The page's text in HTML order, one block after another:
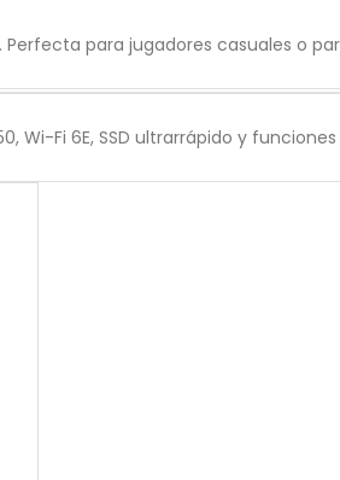
para jugadores casuales o
Wi-Fi 6E, SSD ultrarrápido y